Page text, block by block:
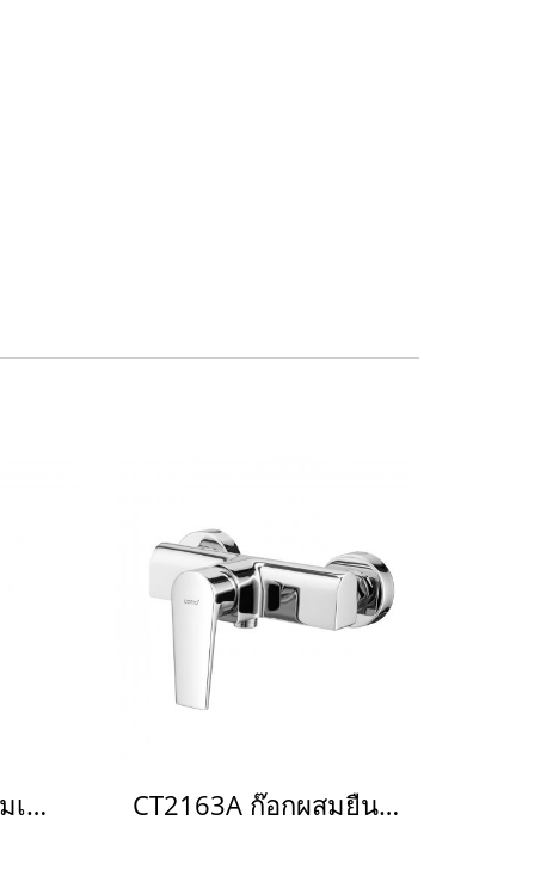
CT2162A วาล์วผสมเปิด-ปิดน้ำแบบก้านโยก ชนิดฝังผนัง พร้อมวาล์วเปลี่ยนทิศทางน้ำ รุ่น Luke CT2163A ก๊อกผสมยืนอาบน้ำแบบก้านโยก รุ่น LUKE